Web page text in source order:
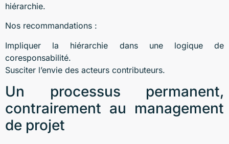
hiérarchie.
Nos recommandations :
Impliquer la hiérarchie dans une logique de
coresponsabilité.
Susciter l’envie des acteurs contributeurs.
Un processus permanent,
contrairement au management
de projet